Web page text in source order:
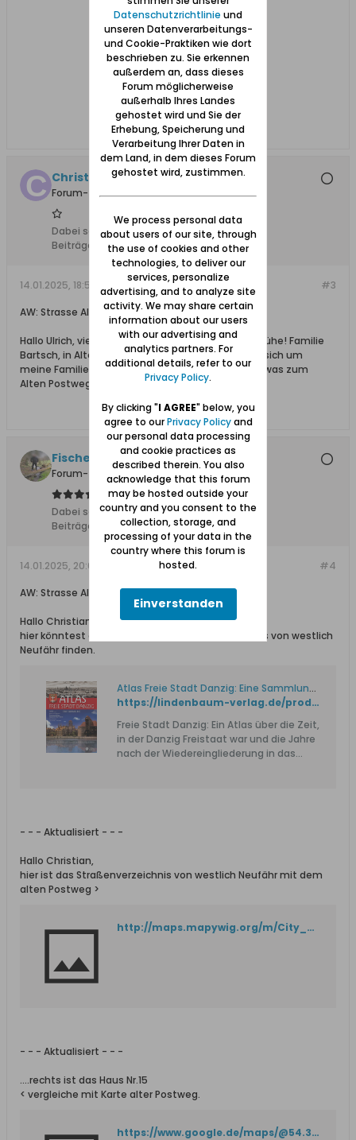
Christian Heubude
Forum-Teilnehmer
Dabei seit:11.01.2025
Beiträge:
#3
14.01.2025, 18:50
AW: Strasse Alter Postweg 16 in Westlich Neufähr
Hallo Ulrich, vielen lieben Dank erstmal für Deine Mühe! Familie
Bartsch, in Alter Postweg 16, ist richtig/Es handelt sich um
meine Familie. Ich bin gespannt, ob noch jemand was zum
Alten Postweg findet.
Fischersjung
Forum-Teilnehmer
Dabei seit:10.11.2015
Beiträge:
5683
#4
14.01.2025, 20:00
AW: Strasse Alter Postweg 16 in Westlich Neufähr
Hallo Christian,
hier könntest du eventuell das Straßenverzeichnis von westlich
Neufähr finden.
Atlas Freie Stadt Danzig: Eine Sammlung von Fritz R. Barran
https://lindenbaum-verlag.de/produkt/atlas-freie-stadt-danzig/
Freie Stadt Danzig: Ein Atlas über die Zeit,
in der Danzig Freistaat war und die Jahre
nach der Wiedereingliederung in das
- - - Aktualisiert - - -
Hallo Christian,
hier ist das Straßenverzeichnis von westlich Neufähr mit dem
alten Postweg >
http://maps.mapywig.org/m/City_plans/Central_Europe/Sek/Danzig_Gelaendeplan_2.5K_XI_24_Westlich_Neufaehr_1932.jpg
- - - Aktualisiert - - -
....rechts ist das Haus Nr.15
< vergleiche mit Karte alter Postweg.
https://www.google.de/maps/@54.3558496,18.7644783,3a,90y,22.18h,74.94t/data=!3m7!1e1!3m5!1shXuARE4VdiEtWapSVKhU_Q!2e0!6shttps:%2F%2Fstreetviewpixels-pa.googleapis.com%2Fv1%2Fthumbnail%3Fcb_client%3Dmaps_sv.tactile%26w%3D900%26h%3D600%26pitch%3D15.063486799049585%26panoid%3DhXuARE4VdiEtWapSVKhU_Q%26yaw%3D22.184064782557954!7i16384!8i8192?entry=ttu&g_ep=EgoyMDI1MDEwOC4wIKXMDSoASAFQAw%3D%3D
Datenschutzrichtlinie und
unseren Datenverarbeitungs-
und Cookie-Praktiken wie dort
beschrieben zu. Sie erkennen
außerdem an, dass dieses
Forum möglicherweise
außerhalb Ihres Landes
gehostet wird und Sie der
Erhebung, Speicherung und
Verarbeitung Ihrer Daten in
dem Land, in dem dieses Forum
gehostet wird, zustimmen.
We process personal data
about users of our site, through
the use of cookies and other
technologies, to deliver our
services, personalize
advertising, and to analyze site
activity. We may share certain
information about our users
with our advertising and
analytics partners. For
additional details, refer to our
Privacy Policy.
By clicking "I AGREE" below, you
agree to ourPrivacy Policyand
our personal data processing
and cookie practices as
described therein. You also
acknowledge that this forum
may be hosted outside your
country and you consent to the
collection, storage, and
processing of your data in the
country where this forum is
hosted.
Einverstanden